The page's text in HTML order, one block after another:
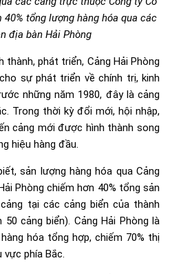
40% tổng lượng hàng hóa qua các
địa bàn Hải Phòng
thành, phát triển, Cảng Hải Phòng
sự phát triển về chính trị, kinh
những năm 1980, đây là cảng
Trong thời kỳ đổi mới, hội nhập,
cảng mới được hình thành song
hiệu hàng đầu.
sản lượng hàng hóa qua Cảng
Phòng chiếm hơn 40% tổng sản
tại các cảng biển của thành
cảng biển). Cảng Hải Phòng là
hóa tổng hợp, chiếm 70% thị
vực phía Bắc.